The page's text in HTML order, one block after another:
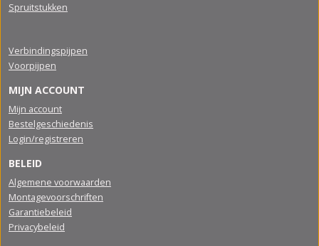
Spruitstukken
Verbindingspijpen
Voorpijpen
MIJN ACCOUNT
Mijn account
Bestelgeschiedenis
Login/registreren
BELEID
Algemene voorwaarden
Montagevoorschriften
Garantiebeleid
Privacybeleid